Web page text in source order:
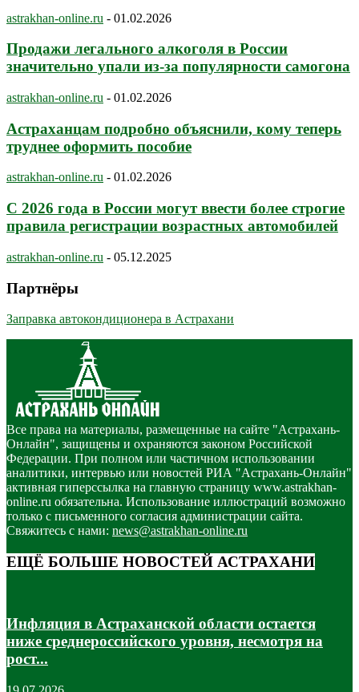
astrakhan-online.ru - 01.02.2026
Продажи легального алкоголя в России
значительно упали из-за популярности самогона
astrakhan-online.ru - 01.02.2026
Астраханцам подробно объяснили, кому теперь
труднее оформить пособие
astrakhan-online.ru - 01.02.2026
С 2026 года в России могут ввести более строгие
правила регистрации возрастных автомобилей
astrakhan-online.ru - 05.12.2025
Партнёры
Заправка автокондиционера в Астрахани
Все права на материалы, размещенные на сайте "Астрахань-
Онлайн", защищены и охраняются законом Российской
Федерации. При полном или частичном использовании
аналитики, интервью или новостей РИА "Астрахань-Онлайн"
активная гиперссылка на главную страницу www.astrakhan-
online.ru обязательна. Использование иллюстраций возможно
только с письменного согласия администрации сайта.
Свяжитесь с нами: news@astrakhan-online.ru
ЕЩЁ БОЛЬШЕ НОВОСТЕЙ АСТРАХАНИ
Инфляция в Астраханской области остается
ниже среднероссийского уровня, несмотря на
рост...